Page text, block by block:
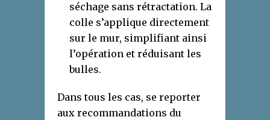
séchage sans rétractation. La
colle s’applique directement
sur le mur, simplifiant ainsi
l’opération et réduisant les
bulles.
Dans tous les cas, se reporter
aux recommandations du